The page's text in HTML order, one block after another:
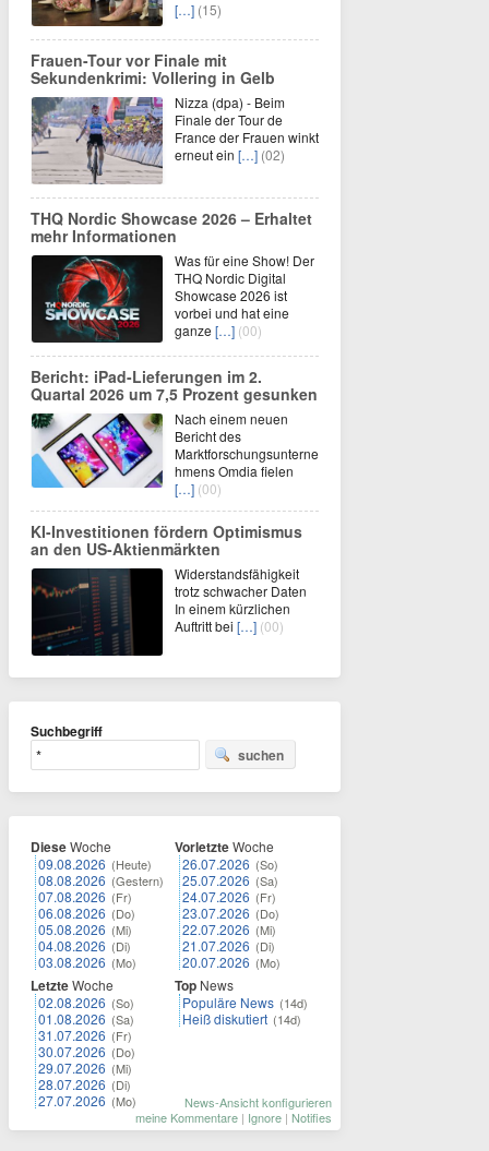
[…] (15)
Frauen-Tour vor Finale mit
Sekundenkrimi: Vollering in Gelb
Nizza (dpa) - Beim
Finale der Tour de
France der Frauen winkt
erneut ein […] (02)
THQ Nordic Showcase 2026 – Erhaltet
mehr Informationen
Was für eine Show! Der
THQ Nordic Digital
Showcase 2026 ist
vorbei und hat eine
ganze […] (00)
Bericht: iPad-Lieferungen im 2.
Quartal 2026 um 7,5 Prozent gesunken
Nach einem neuen
Bericht des
Marktforschungsunterne
hmens Omdia fielen
[…] (00)
KI-Investitionen fördern Optimismus
an den US-Aktienmärkten
Widerstandsfähigkeit
trotz schwacher Daten
In einem kürzlichen
Auftritt bei […] (00)
Suchbegriff
suchen
DieseWoche
09.08.2026 (Heute)
08.08.2026 (Gestern)
07.08.2026 (Fr)
06.08.2026 (Do)
05.08.2026 (Mi)
04.08.2026 (Di)
03.08.2026 (Mo)
LetzteWoche
02.08.2026 (So)
01.08.2026 (Sa)
31.07.2026 (Fr)
30.07.2026 (Do)
29.07.2026 (Mi)
28.07.2026 (Di)
27.07.2026 (Mo)
VorletzteWoche
26.07.2026 (So)
25.07.2026 (Sa)
24.07.2026 (Fr)
23.07.2026 (Do)
22.07.2026 (Mi)
21.07.2026 (Di)
20.07.2026 (Mo)
Top News
Populäre News (14d)
Heiß diskutiert (14d)
News-Ansicht konfigurieren
meine Kommentare | Ignore | Notifies